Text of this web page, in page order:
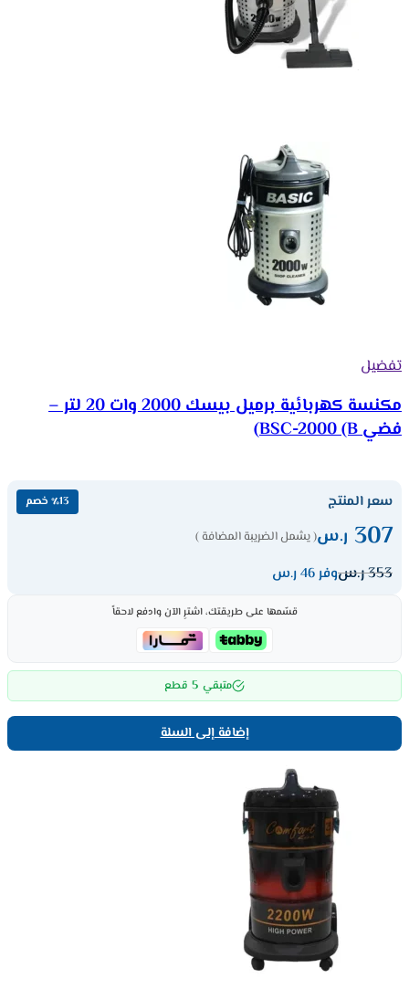
تفضيل
مكنسة كهربائية برميل بيسك 2000 وات 20 لتر –
فضي BSC-2000 (B)
سعر المنتج ٪13 خصم
307 ر.س( يشمل الضريبة المضافة )
353ر.سوفر 46 ر.س
قسّمها على طريقتك، اشترِ الآن وادفع لاحقاً
متبقي 5 قطع
إضافة إلى السلة